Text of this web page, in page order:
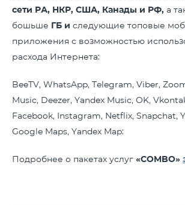
сети РА, НКР, США, Канады и РФ, а
бошьше ГБ и следующие топовые
приложения с возможностью
расхода Интернета:
BeeTV, WhatsApp, Telegram, Viber,
Music, Deezer, Yandex Music, OK,
Facebook, Instagram, Netflix, Snapchat,
Google Maps, Yandex Map:
Подробнее о пакетах услуг «COMBO»